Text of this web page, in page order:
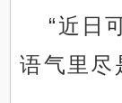
“近日
语气里尽